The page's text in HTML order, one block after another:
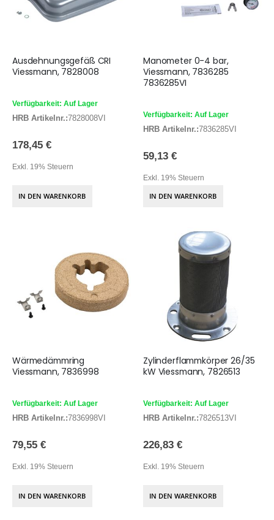
Ausdehnungsgefäß CRI
Viessmann, 7828008
Verfügbarkeit: Auf Lager
HRB Artikelnr.:7828008VI
178,45 €
Exkl. 19% Steuern
IN DEN WARENKORB
Manometer 0-4 bar,
Viessmann, 7836285
7836285VI
Verfügbarkeit: Auf Lager
HRB Artikelnr.:7836285VI
59,13 €
Exkl. 19% Steuern
IN DEN WARENKORB
Wärmedämmring
Viessmann, 7836998
Verfügbarkeit: Auf Lager
HRB Artikelnr.:7836998VI
79,55 €
Exkl. 19% Steuern
IN DEN WARENKORB
Zylinderflammkörper 26/35
kW Viessmann, 7826513
Verfügbarkeit: Auf Lager
HRB Artikelnr.:7826513VI
226,83 €
Exkl. 19% Steuern
IN DEN WARENKORB